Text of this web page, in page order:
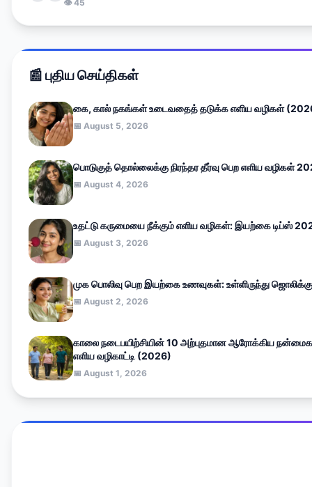
👁 45
📰 புதிய செய்திகள்
கை, கால் நகங்கள் உடைவதைத் தடுக்க எளிய வழிகள்
📅 August 5, 2026
பொடுகுத் தொல்லைக்கு நிரந்தர தீர்வு பெற எளிய வழிகள்
📅 August 4, 2026
உதட்டு கருமையை நீக்கும் எளிய வழிகள்: இயற்கை டிப்ஸ்
📅 August 3, 2026
முக பொலிவு பெற இயற்கை உணவுகள்: உள்ளிருந்து
📅 August 2, 2026
காலை நடைபயிற்சியின் 10 அற்புதமான ஆரோக்கிய
எளிய வழிகாட்டி (2026)
📅 August 1, 2026